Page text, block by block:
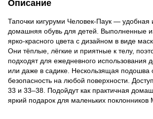
Описание
Тапочки кигуруми Человек-Паук — удобная
домашняя обувь для детей. Выполненные
ярко-красного цвета с дизайном в виде
Они тёплые, лёгкие и приятные к телу,
подходят для ежедневного использования
или даже в садике. Нескользящая подошва
безопасность на любой поверхности.
33 и 33–38. Подойдут как практичная
яркий подарок для маленьких поклонников